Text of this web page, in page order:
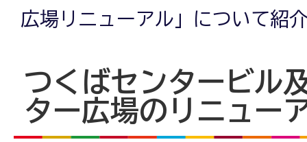
広場リニューアル」について紹
つくばセンタービル
ター広場のリニュー